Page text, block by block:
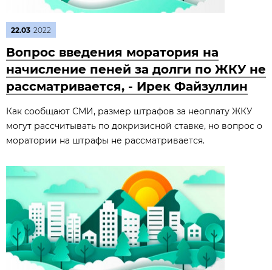
22.03 2022
Вопрос введения моратория на
начисление пеней за долги по ЖКУ не
рассматривается, - Ирек Файзуллин
Как сообщают СМИ, размер штрафов за неоплату ЖКУ
могут рассчитывать по докризисной ставке, но вопрос о
моратории на штрафы не рассматривается.